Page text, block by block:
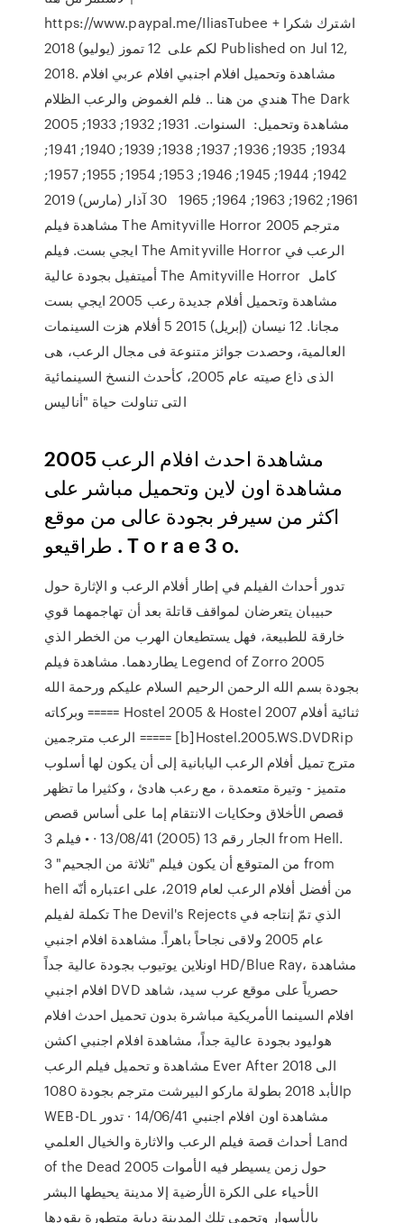
https://www.paypal.me/IliasTubee + اشترك شكرا
لكم على 12 تموز (يوليو) 2018 Published on Jul 12,
2018. مشاهدة وتحميل افلام اجنبي افلام عربي افلام
هندي من هنا .. فلم الغموض والرعب الظلام The Dark
2005 مشاهدة وتحميل: السنوات. 1931; 1932; 1933;
1934; 1935; 1936; 1937; 1938; 1939; 1940; 1941;
1942; 1944; 1945; 1946; 1953; 1954; 1955; 1957;
1961; 1962; 1963; 1964; 1965 30 آذار (مارس) 2019
مشاهدة فيلم The Amityville Horror 2005 مترجم
ايجي بست. فيلم The Amityville Horror الرعب في
أميتفيل بجودة عالية The Amityville Horror كامل
مشاهدة وتحميل أفلام جديدة رعب 2005 ايجي بست
مجانا. 12 نيسان (إبريل) 2015 5 أفلام هزت السينمات
العالمية، وحصدت جوائز متنوعة فى مجال الرعب، هى
الذى ذاع صيته عام 2005، كأحدث النسخ السينمائية
مشاهدة احدث افلام الرعب 2005
مشاهدة اون لاين وتحميل مباشر على
اكثر من سيرفر بجودة عالى من موقع
طراقيعو . T o r a e 3 o.
تدور أحداث الفيلم في إطار أفلام الرعب و اﻹثارة حول
حبيبان يتعرضان لمواقف قاتلة بعد أن تهاجمهما قوي
خارقة للطبيعة، فهل يستطيعان الهرب من الخطر الذي
يطاردهما. مشاهدة فيلم Legend of Zorro 2005
بجودة بسم الله الرحمن الرحيم السلام عليكم ورحمة الله
وبركاته ===== Hostel 2005 & Hostel 2007 ثنائية أفلام
الرعب مترجمين ===== [b]Hostel.2005.WS.DVDRip
مترج تميل أفلام الرعب اليابانية إلى أن يكون لها أسلوب
متميز - وتيرة متعمدة ، مع رعب هادئ ، وكثيرا ما تظهر
قصص الأخلاق وحكايات الانتقام إما على أساس قصص
الجار رقم 13 (2005) 13/08/41 · • فيلم 3 from Hell.
من المتوقع أن يكون فيلم "ثلاثة من الجحيم" 3 from
hell من أفضل أفلام الرعب لعام 2019، على اعتباره أنّه
تكملة لفيلم The Devil's Rejects الذي تمّ إنتاجه في
عام 2005 ولاقى نجاحاً باهراً. مشاهدة افلام اجنبي
اونلاين يوتيوب بجودة عالية جداً HD/Blue Ray، مشاهدة
افلام اجنبي DVD حصرياً على موقع عرب سيد، شاهد
افلام السينما الأمريكية مباشرة بدون تحميل احدث افلام
هوليود بجودة عالية جداً، مشاهدة افلام اجنبي اكشن
مشاهدة و تحميل فيلم الرعب Ever After 2018 الى
الأبد 2018 بطولة ماركو البيرشت مترجم بجودة 1080p
WEB-DL مشاهدة اون افلام اجنبي 14/06/41 · تدور
أحداث قصة فيلم الرعب والاثارة والخيال العلمي Land
of the Dead 2005 حول زمن يسيطر فيه الأموات
الأحياء على الكرة الأرضية إلا مدينة يحيطها البشر
بالأسوار وتحمي تلك المدينة دبابة متطورة يقودها